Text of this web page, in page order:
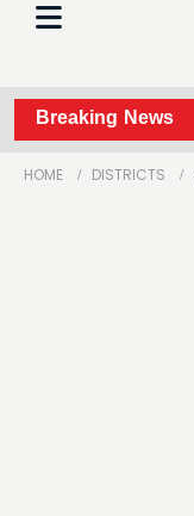
Breaking News
పనీర్‌పై బ్యాన్ •
HOME DISTRICTS